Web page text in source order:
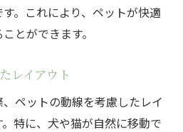
。これにより、ペットが快適
とができます。
レイアウト
ペットの動線を考慮したレイ
特に、犬や猫が自然に移動で